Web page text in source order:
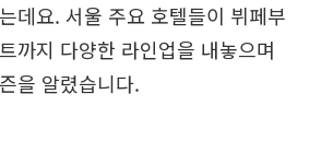
데요. 서울 주요 호텔들이 뷔페부
까지 다양한 라인업을 내놓으며
을 알렸습니다.